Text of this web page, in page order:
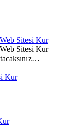
Sitesi Kur
Sitesi Kur